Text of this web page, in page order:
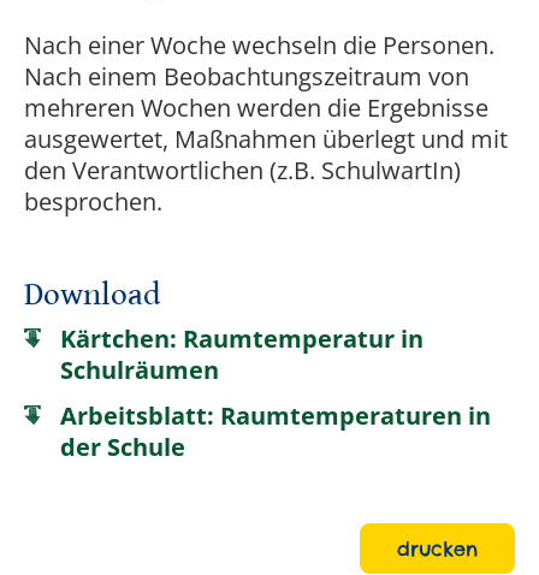
Nach einer Woche wechseln die Personen.
Nach einem Beobachtungszeitraum von
mehreren Wochen werden die Ergebnisse
ausgewertet, Maßnahmen überlegt und mit
den Verantwortlichen (z.B. SchulwartIn)
besprochen.
Download
Kärtchen: Raumtemperatur in
Schulräumen
Arbeitsblatt: Raumtemperaturen in
der Schule
drucken